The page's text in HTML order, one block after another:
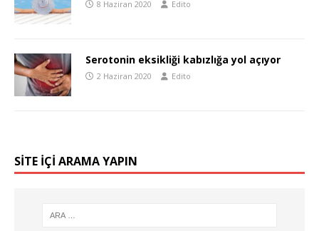
8 Haziran 2020 Edito
Serotonin eksikliği kabızlığa yol açıyor
2 Haziran 2020 Edito
SITE IÇI ARAMA YAPIN